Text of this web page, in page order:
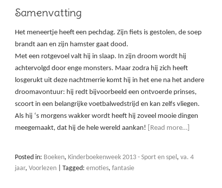
Samenvatting
Het meneertje heeft een pechdag. Zijn fiets is gestolen, de soep
brandt aan en zijn hamster gaat dood.
Met een rotgevoel valt hij in slaap. In zijn droom wordt hij
achtervolgd door enge monsters. Maar zodra hij zich heeft
losgerukt uit deze nachtmerrie komt hij in het ene na het andere
droomavontuur: hij redt bijvoorbeeld een ontvoerde prinses,
scoort in een belangrijke voetbalwedstrijd en kan zelfs vliegen.
Als hij ‘s morgens wakker wordt heeft hij zoveel mooie dingen
meegemaakt, dat hij de hele wereld aankan!
[Read more…]
Posted in: Boeken, Kinderboekenweek 2013 - Sport en spel, va. 4
jaar, Voorlezen Tagged: emoties, fantasie